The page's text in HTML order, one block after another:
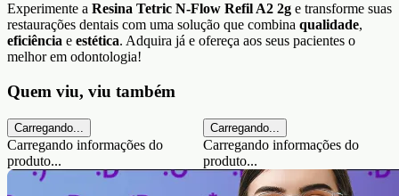
Experimente a Resina Tetric N-Flow Refil A2 2g e transforme suas
restaurações dentais com uma solução que combina qualidade,
eficiência e estética. Adquira já e ofereça aos seus pacientes o
melhor em odontologia!
Quem viu, viu também
Carregando...
Carregando informações do
produto...
Carregando...
Carregando informações do
produto...